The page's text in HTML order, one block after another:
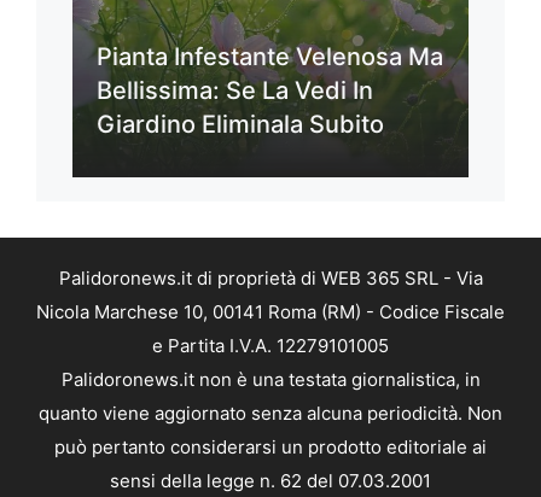
Pianta Infestante Velenosa Ma
Bellissima: Se La Vedi In
Giardino Eliminala Subito
Palidoronews.it di proprietà di WEB 365 SRL - Via
Nicola Marchese 10, 00141 Roma (RM) - Codice Fiscale
e Partita I.V.A. 12279101005
Palidoronews.it non è una testata giornalistica, in
quanto viene aggiornato senza alcuna periodicità. Non
può pertanto considerarsi un prodotto editoriale ai
sensi della legge n. 62 del 07.03.2001